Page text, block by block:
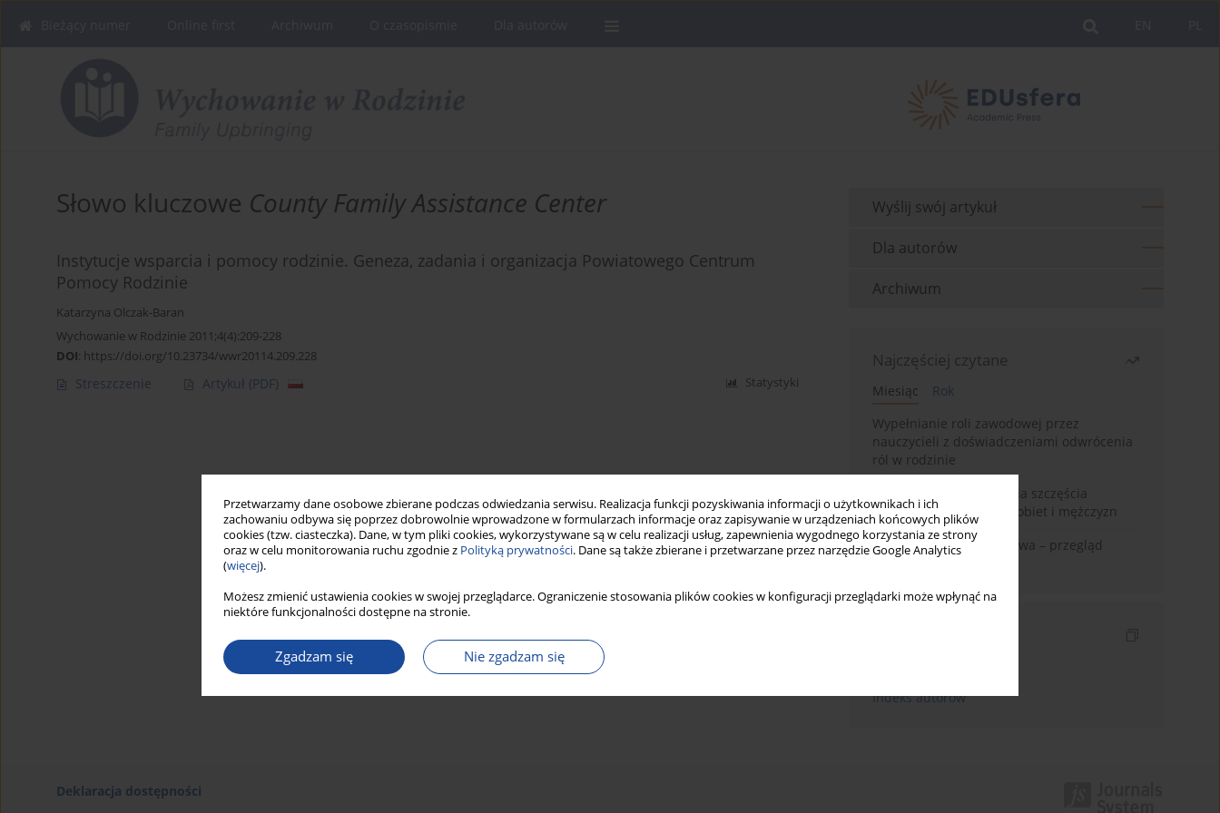
Przetwarzamy dane osobowe zbierane podczas odwiedzania serwisu. Realizacja funkcji pozyskiwania informacji o użytkownikach i ich
zachowaniu odbywa się poprzez dobrowolnie wprowadzone w formularzach informacje oraz zapisywanie w urządzeniach końcowych plików
cookies (tzw. ciasteczka). Dane, w tym pliki cookies, wykorzystywane są w celu realizacji usług, zapewnienia wygodnego korzystania ze strony
oraz w celu monitorowania ruchu zgodnie z Polityką prywatności. Dane są także zbierane i przetwarzane przez narzędzie Google Analytics
(więcej).
Możesz zmienić ustawienia cookies w swojej przeglądarce. Ograniczenie stosowania plików cookies w konfiguracji przeglądarki może wpłynąć na
niektóre funkcjonalności dostępne na stronie.
Zgadzam się Nie zgadzam się
Słowo kluczowe County Family Assistance Center
Instytucje wsparcia i pomocy rodzinie. Geneza, zadania i organizacja Powiatowego Centrum
Pomocy Rodzinie
Katarzyna Olczak-Baran
Wychowanie w Rodzinie 2011;4(4):209-228
DOI: https://doi.org/10.23734/wwr20114.209.228
Streszczenie Artykuł (PDF) Statystyki
Wyślij swój artykuł
Dla autorów
Archiwum
Najczęściej czytane
Miesiąc
Rok
Wypełnianie roli zawodowej przez
nauczycieli z doświadczeniami odwrócenia
ról w rodzinie
Uwarunkowania poczucia szczęścia
małżeńskiego w opinii kobiet i mężczyzn
Zadowolenie z małżeństwa – przegląd
badań
Indeks autorów
Deklaracja dostępności